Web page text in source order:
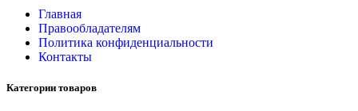
Главная
Правообладателям
Политика конфиденциальности
Контакты
Категории товаров